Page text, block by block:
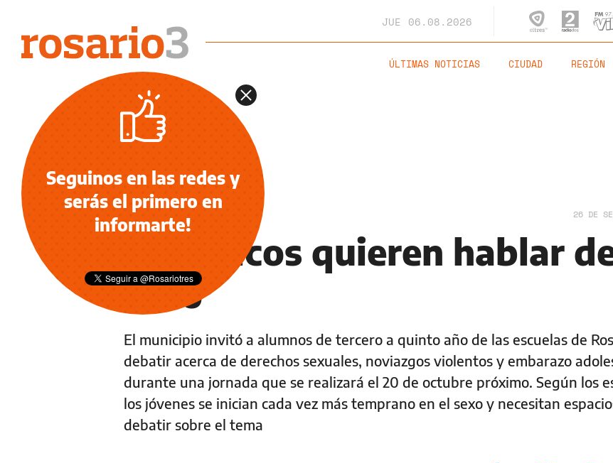
JUE 06.08.2026
ÚLTIMAS NOTICIAS CIUDAD REGIÓN
NOTICIAS 26 DE
Los chicos quieren hablar
sexo
El municipio invitó a alumnos de tercero a quinto año de las escuelas de
debatir acerca de derechos sexuales, noviazgos violentos y embarazo
durante una jornada que se realizará el 20 de octubre próximo. Según los
los jóvenes se inician cada vez más temprano en el sexo y necesitan
debatir sobre el tema
Seguinos en las redes y
serás el primero en
informarte!